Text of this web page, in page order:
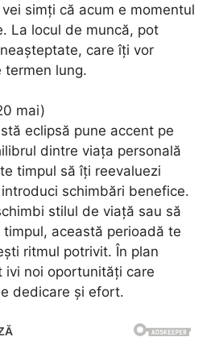
simți că acum e momentul
La locul de muncă, pot
care îți vor
termen lung.
mai)
eclipsă pune accent pe
dintre viața personală
timpul să îți reevaluezi
schimbări benefice.
stilul de viață sau să
această perioadă te
ritmul potrivit. În plan
ivi noi oportunități care
dedicare și efort.